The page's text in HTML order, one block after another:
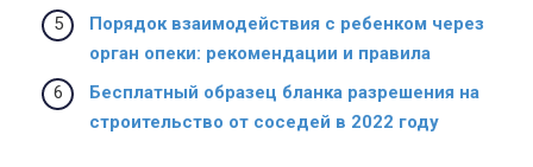
Порядок взаимодействия с ребенком через
орган опеки: рекомендации и правила
Бесплатный образец бланка разрешения на
строительство от соседей в 2022 году